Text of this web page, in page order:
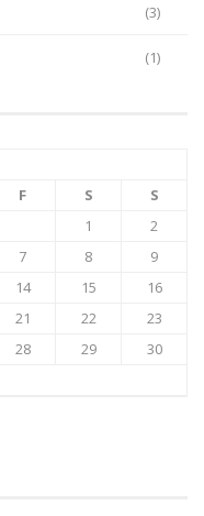
(3)
(1)
F S
S
1
2
7 8
9
14 15
16
21 22
23
28 29
30